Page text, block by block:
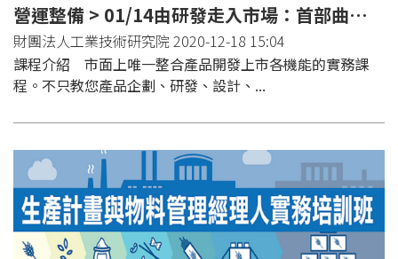
營運整備 > 01/14由研發走入市場：首部曲─試量產與營運計畫班(台北)
財團法人工業技術研究院 2020-12-18 15:04
課程介紹 市面上唯一整合產品開發上市各機能的實務課
程。不只教您產品企劃、研發、設計、...